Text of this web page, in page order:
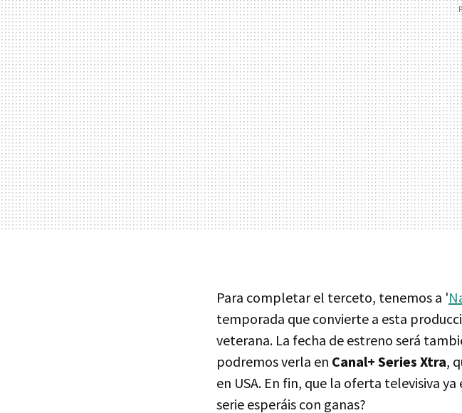
Para completar el terceto, tenemos a '
temporada que convierte a esta
veterana. La fecha de estreno será
podremos verla en Canal+ Series Xtra,
en USA. En fin, que la oferta televisiva
serie esperáis con ganas?